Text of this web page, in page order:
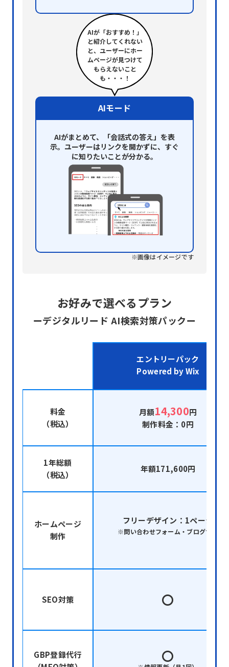
AIが「おすすめ！」
と紹介してくれない
と、ユーザーにホー
ムページが見つけて
もらえないこと
も・・・！
AIモード
AIがまとめて、「会話式の答え」を表
示。 ユーザーはリンクを開かずに、すぐ
に知りたいことが分かる。
※画像はイメージです
お好みで選べるプラン
ーデジタルリード AI検索対策パックー
エントリーパック
Powered by Wix
料金
（税込）
月額14,300円
制作料金：0円
1年総額
（税込）
年額171,600円
ホームページ
制作
フリーデザイン：1ページ
※問い合わせフォーム・ブログ含む
SEO対策 〇
GBP登録代行
〇